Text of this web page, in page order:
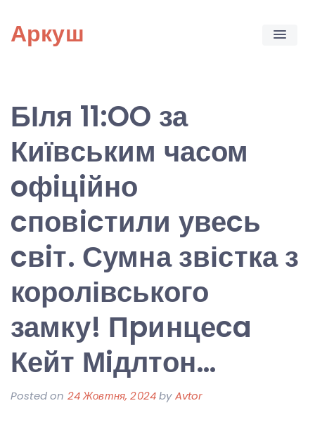
content
Аркуш
БІля 11:OO за
Київським часом
oфiцiйно
cповicтили увеcь
cвiт. Сумна звістка з
королівського
замку! Пpинцеca
Кейт Мiдлтон…
Posted on 24 Жовтня, 2024byAvtor